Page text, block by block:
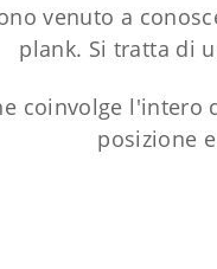
venuto a
plank. Si tratta di
coinvolge
posizione